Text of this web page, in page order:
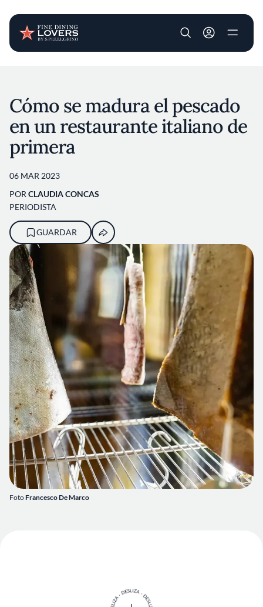
User account
FotoFrancesco De Marco
Cómo se madura el pescado
en un restaurante italiano de
primera
06 MAR 2023
POR CLAUDIA CONCAS
PERIODISTA
GUARDAR